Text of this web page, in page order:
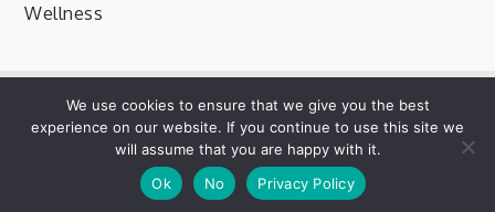
Wellness
Copyright © 2020 | All Rights Reserved. Mik by Shark
Themes|Privacybeleid
We use cookies to ensure that we give you the best
experience on our website. If you continue to use this site we
will assume that you are happy with it.
Ok
No Privacy Policy